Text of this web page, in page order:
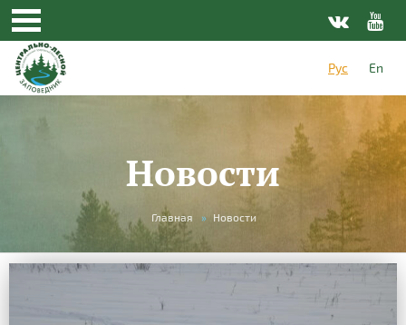
Рус En
Новости
здесь
Главная » Новости